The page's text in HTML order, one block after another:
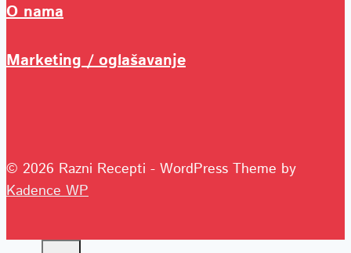
O nama
Marketing / oglašavanje
© 2026 Razni Recepti - WordPress Theme by
Kadence WP